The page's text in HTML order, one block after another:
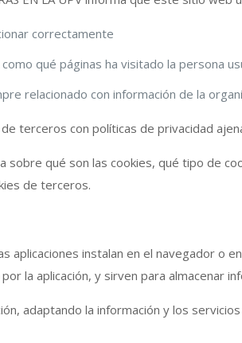
correctamente
qué páginas ha visitado la persona
relacionado con información de la
terceros con políticas de privacidad
sobre qué son las cookies, qué tipo de
de terceros.
aplicaciones instalan en el navegador
la aplicación, y sirven para almacenar
adaptando la información y los